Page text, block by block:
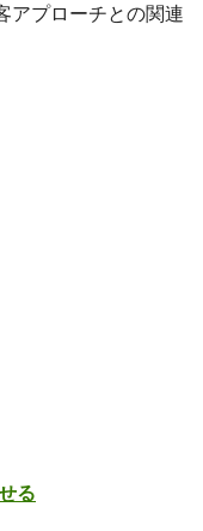
アプローチとの関連
る